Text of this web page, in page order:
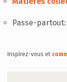
Passe-
Inspirez-vous et